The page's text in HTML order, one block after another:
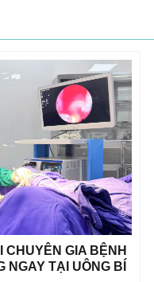
CHUYÊN GIA BỆNH
NGAY TẠI UÔNG BÍ